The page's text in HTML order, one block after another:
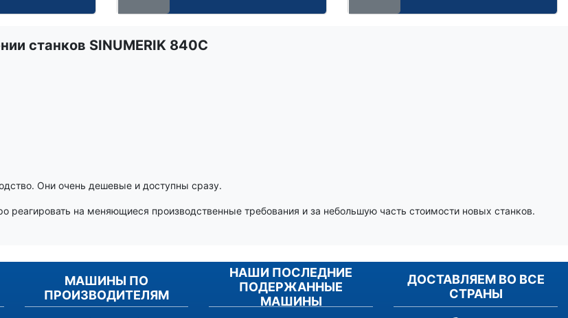
станков SINUMERIK 840C
Они очень дешевые и доступны сразу.
на меняющиеся производственные требования и за небольшую часть стоимости новых станков.
НАШИ ПОСЛЕДНИЕ
ПОДЕРЖАННЫЕ
МАШИНЫ
МАШИНЫ ПО
ПРОИЗВОДИТЕЛЯМ
ДОСТАВЛЯЕМ ВО ВСЕ
СТРАНЫ